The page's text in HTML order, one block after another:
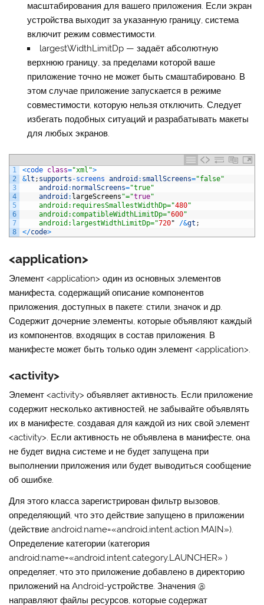
масштабирования для вашего приложения. Если экран
устройства выходит за указанную границу, система
включит режим совместимости.
largestWidthLimitDp— задаёт абсолютную
верхнюю границу, за пределами которой ваше
приложение точно не может быть смаштабировано. В
этом случае приложение запускается в режиме
совместимости, которую нельзя отключить. Следует
избегать подобных ситуаций и разрабатывать макеты
для любых экранов.
1
2
3
4
5
6
7
8
<code class="xml">
&lt ; supports -screens android : smallScreens="false"
android : normalScreens="true"
android : largeScreens "="true"
android:requiresSmallestWidthDp="480"
android:compatibleWidthLimitDp="600"
android:largestWidthLimitDp="720" /&gt ;
</code>
<application>
Элемент<application> один из основных элементов
манифеста, содержащий описание компонентов
приложения, доступных в пакете: стили, значок и др.
Содержит дочерние элементы, которые объявляют каждый
из компонентов, входящих в состав приложения. В
манифесте может быть только один элемент<application>.
<activity>
Элемент<activity> объявляет активность. Если приложение
содержит несколько активностей, не забывайте объявлять
их в манифесте, создавая для каждой из них свой элемент
<activity>. Если активность не объявлена в манифесте, она
не будет видна системе и не будет запущена при
выполнении приложения или будет выводиться сообщение
об ошибке.
Для этого класса зарегистрирован фильтр вызовов,
определяющий, что это действие запущено в приложении
(действие android:name=«android.intent.action.MAIN»).
Определение категории (категория
android:name=«android.intent.category.LAUNCHER» )
определяет, что это приложение добавлено в директорию
приложений на Android-устройстве. Значения @
направляют файлы ресурсов, которые содержат